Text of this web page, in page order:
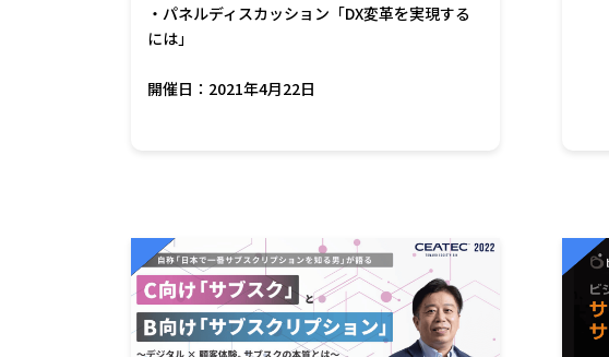
・パネルディスカッション「DX変革を実現する
には」
開催日：2021年4月22日